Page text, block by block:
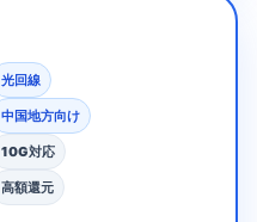
光回線
中国地方向け
10G対応
高額還元